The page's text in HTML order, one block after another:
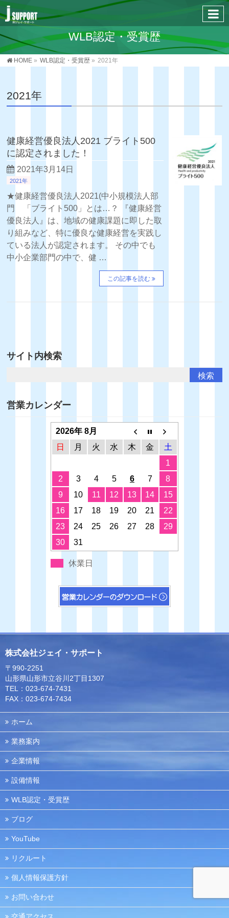
WLB認定・受賞歴
HOME » WLB認定・受賞歴 » 2021年
2021年
健康経営優良法人2021 ブライト500
に認定されました！
2021年3月14日
2021年
★健康経営優良法人2021(中小規模法人部
門 「ブライト500」とは…？ 『健康経営
優良法人』は、地域の健康課題に即した取
り組みなど、特に優良な健康経営を実践し
ている法人が認定されます。 その中でも
中小企業部門の中で、健 …
この記事を読む
サイト内検索
営業カレンダー
2026年 8月
日
月 火 水 木 金
土
1
2
3 4 5 6 7
8
9
10 11 12 13 14
15
16
17 18 19 20 21
22
23
24 25 26 27 28
29
30
31
休業日
株式会社ジェイ・サポート
〒990-2251
山形県山形市立谷川2丁目1307
TEL：023-674-7431
FAX：023-674-7434
ホーム
業務案内
企業情報
設備情報
WLB認定・受賞歴
ブログ
YouTube
リクルート
個人情報保護方針
お問い合わせ